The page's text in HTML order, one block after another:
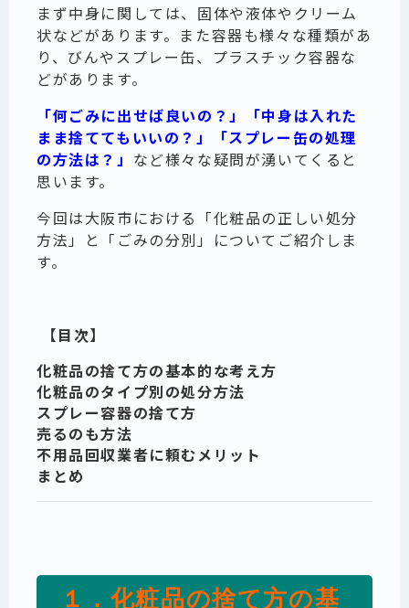
まず中身に関しては、固体や液体やクリーム
状などがあります。また容器も様々な種類があ
り、びんやスプレー缶、プラスチック容器な
どがあります。
「何ごみに出せば良いの？」「中身は入れた
まま捨ててもいいの？」「スプレー缶の処理
の方法は？」 など様々な疑問が湧いてくると
思います。
今回は大阪市における「化粧品の正しい処分
方法」と「ごみの分別」についてご紹介しま
す。
【目次】
化粧品の捨て方の基本的な考え方
化粧品のタイプ別の処分方法
スプレー容器の捨て方
売るのも方法
不用品回収業者に頼むメリット
まとめ
１．化粧品の捨て方の基